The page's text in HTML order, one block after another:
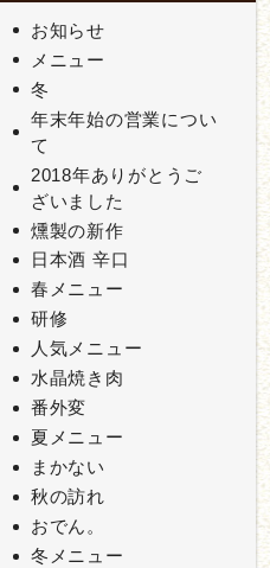
お知らせ
メニュー
冬
年末年始の営業につい
て
2018年ありがとうご
ざいました
燻製の新作
日本酒 辛口
春メニュー
研修
人気メニュー
水晶焼き肉
番外変
夏メニュー
まかない
秋の訪れ
おでん。
冬メニュー